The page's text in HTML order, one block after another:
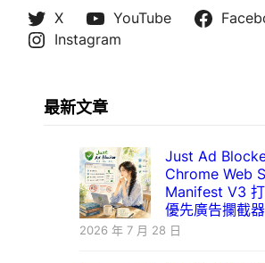
X YouTube
Instagram
最新文章
Just Ad
Chrome Web
Manifest V3
優先廣告攔截器
2026 年 7 月 28 日